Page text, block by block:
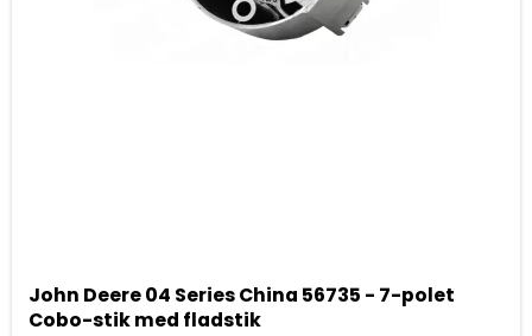
John Deere 04 Series China 56735 - 7-polet
Cobo-stik med fladstik